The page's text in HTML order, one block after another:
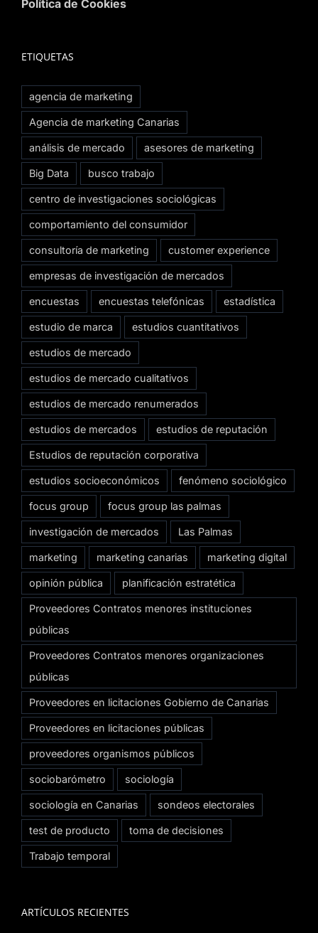
Política de Cookies
ETIQUETAS
agencia de marketing
Agencia de marketing Canarias
análisis de mercado asesores de marketing
Big Data busco trabajo
centro de investigaciones sociológicas
comportamiento del consumidor
consultoría de marketing customer experience
empresas de investigación de mercados
encuestas encuestas telefónicas estadística
estudio de marca estudios cuantitativos
estudios de mercado
estudios de mercado cualitativos
estudios de mercado renumerados
estudios de mercados estudios de reputación
Estudios de reputación corporativa
estudios socioeconómicos fenómeno sociológico
focus group focus group las palmas
investigación de mercados Las Palmas
marketing marketing canarias marketing digital
opinión pública planificación estratética
Proveedores Contratos menores instituciones
públicas
Proveedores Contratos menores organizaciones
públicas
Proveedores en licitaciones Gobierno de Canarias
Proveedores en licitaciones públicas
proveedores organismos públicos
sociobarómetro sociología
sociología en Canarias sondeos electorales
test de producto toma de decisiones
Trabajo temporal
ARTÍCULOS RECIENTES